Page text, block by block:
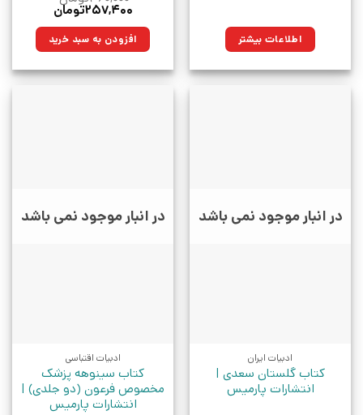
اطلاعات بیشتر
قیمت
۳۶۰,۰۰۰تومان
بود.
۲۵۷,۴۰۰تومان
۲۵۷,۴۰۰تومان.افزودن به سبد خرید
در انبار موجود نمی باشد
ادبیات ایران
کتاب گلستان سعدی |
انتشارات پارمیس
در انبار موجود نمی باشد
ادبیات اقتباسی
کتاب سینوهه پزشک
مخصوص فرعون (دو جلدی) |
انتشارات پارمیس